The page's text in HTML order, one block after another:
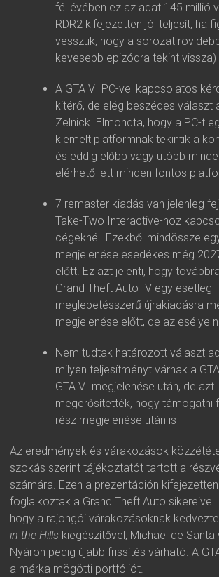
fél évében ez az adat 145 millió
RDR2 kifejezetten jól teljesít, ha
vesszük, hogy a sorozat
kevesebb epizódra tekint vissza)
A GTA VI PC-vel kapcsolatos
kitérő, de elég beszédes választ
Zelnick. Elmondta, hogy a PC-t
kiemelt platformnak tekintik a
és eddig előbb vagy utóbb
elérhető lett minden fontos
7 remaster kiadás van jelenleg
Take-Two Interactive-hoz
cégeknél. Ezekből mindössze
megjelenése esedékes még
előtt. Ez azt jelenti, hogy
Grand Theft Auto IV egy esetleg
meglepetésszerű újrakiadásra
megjelenése előtt, de az esélye
Nem tudtak határozott választ
milyen teljesítményt várnak a
GTA VI megjelenése után, de azt
megerősítették, hogy támogatni
rész megjelenése után is
Az eredmények és várakozások
szokás szerint tájékoztatót tartott a
számára. Ezen a prezentáción
foglalkoztak a Grand Theft Auto
hogy a rajongói várakozásoknak
in the Hills kiegészítővel, Michael de
Nyáron pedig újabb frissítés várható. A
a márka mögötti portfóliót.